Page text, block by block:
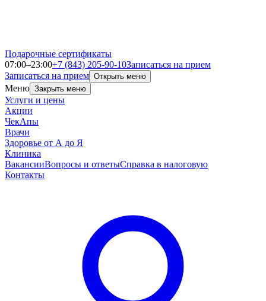
Подарочные сертификаты
07:00–23:00+7 (843) 205-90-10Записаться на прием
Записаться на прием Открыть меню
Меню Закрыть меню
Услуги и цены
Акции
ЧекАпы
Врачи
Здоровье от А до Я
Клиника
ВакансииВопросы и ответыСправка в налоговую
Контакты